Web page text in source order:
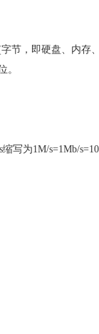
节，即硬盘、内存
。
写为1M/s=1Mb/